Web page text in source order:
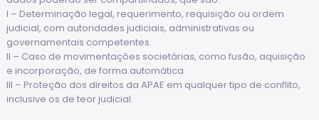
I – Determinação legal, requerimento, requisição ou ordem
judicial, com autoridades judiciais, administrativas ou
governamentais competentes.
II – Caso de movimentações societárias, como fusão, aquisição
e incorporação, de forma automática
III – Proteção dos direitos da APAE em qualquer tipo de conflito,
inclusive os de teor judicial.